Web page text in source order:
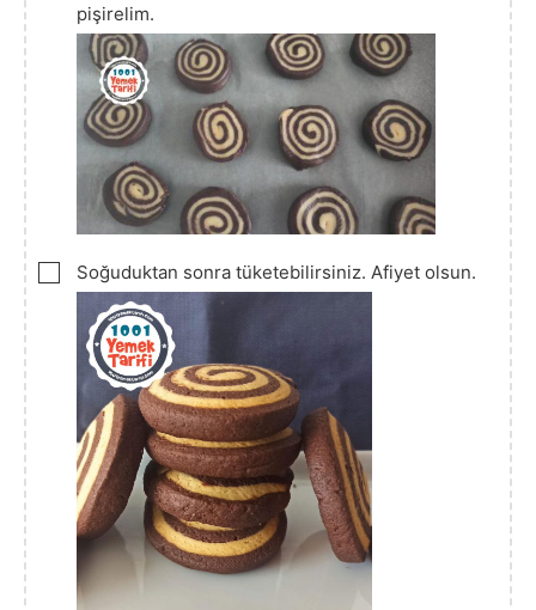
pişirelim.
▢
Soğuduktan sonra tüketebilirsiniz. Afiyet olsun.